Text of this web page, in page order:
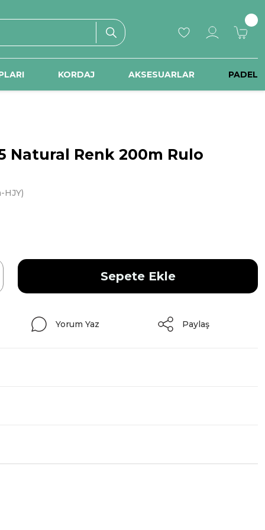
KORDAJ AKSESUARLAR PADEL
Natural Renk 200m Rulo
HJY)
Sepete Ekle
Yorum Yaz Paylaş